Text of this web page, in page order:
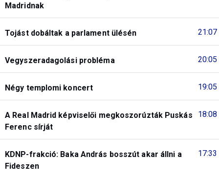
Madridnak
21:07
Tojást dobáltak a parlament ülésén
20:05
Vegyszeradagolási probléma
19:05
Négy templomi koncert
18:08
A Real Madrid képviselői megkoszorúzták Puskás
Ferenc sírját
17:33
KDNP-frakció: Baka András bosszút akar állni a
Fideszen